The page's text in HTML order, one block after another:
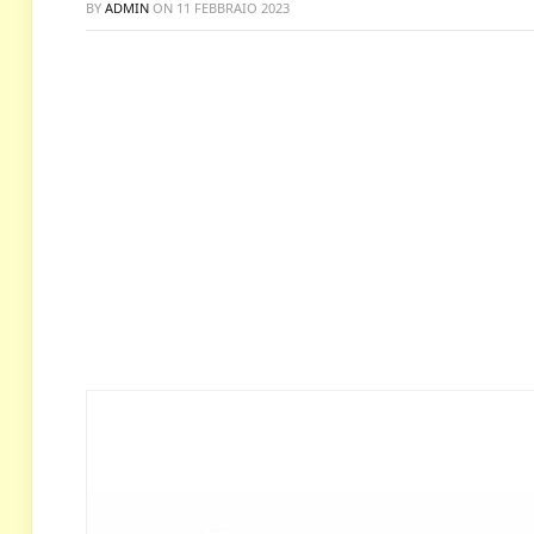
BY ADMIN ON 11 FEBBRAIO 2023